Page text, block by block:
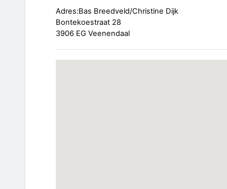
Adres:Bas Breedveld/Christine Dijk
Bontekoestraat 28
3906 EG Veenendaal